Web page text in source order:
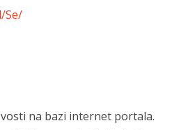
Se/
na bazi internet portala.